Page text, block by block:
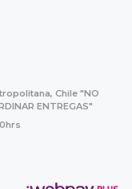
Chile "NO
ENTREGAS"